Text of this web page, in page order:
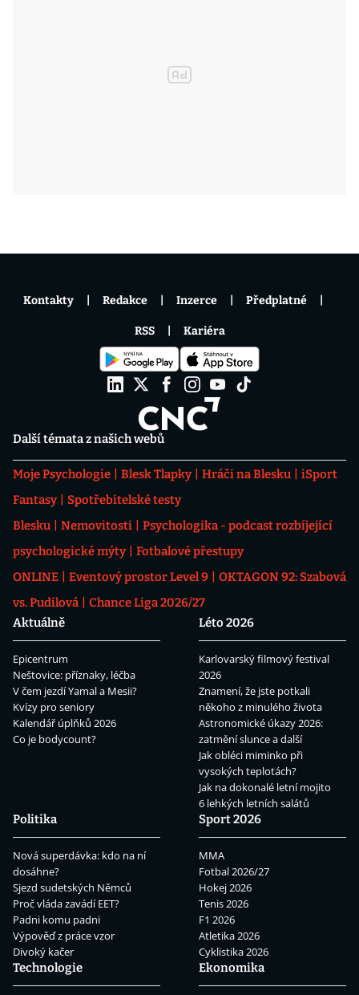
Další témata z našich webů
Moje Psychologie Blesk Tlapky Hráči na Blesku
iSport
Fantasy
Spotřebitelské testy
Blesku
Nemovitosti
Psychologika - podcast rozbíjející
psychologické mýty
Fotbalové přestupy
ONLINE
Eventový prostor Level 9
OKTAGON 92: Szabová
vs. Pudilová
Chance Liga 2026/27
Aktuálně
Epicentrum
Neštovice: příznaky, léčba
V čem jezdí Yamal a Mesii?
Kvízy pro seniory
Kalendář úplňků 2026
Co je bodycount?
Léto 2026
Karlovarský filmový festival
2026
Znamení, že jste potkali
někoho z minulého života
Astronomické úkazy 2026:
zatmění slunce a další
Jak obléci miminko při
vysokých teplotách?
Jak na dokonalé letní mojito
6 lehkých letních salátů
Politika
Nová superdávka: kdo na ní
dosáhne?
Sjezd sudetských Němců
Proč vláda zavádí EET?
Padni komu padni
Výpověď z práce vzor
Divoký kačer
Sport 2026
MMA
Fotbal 2026/27
Hokej 2026
Tenis 2026
F1 2026
Atletika 2026
Cyklistika 2026
Technologie
Ekonomika
Kontakty Redakce Inzerce Předplatné
RSS Kariéra